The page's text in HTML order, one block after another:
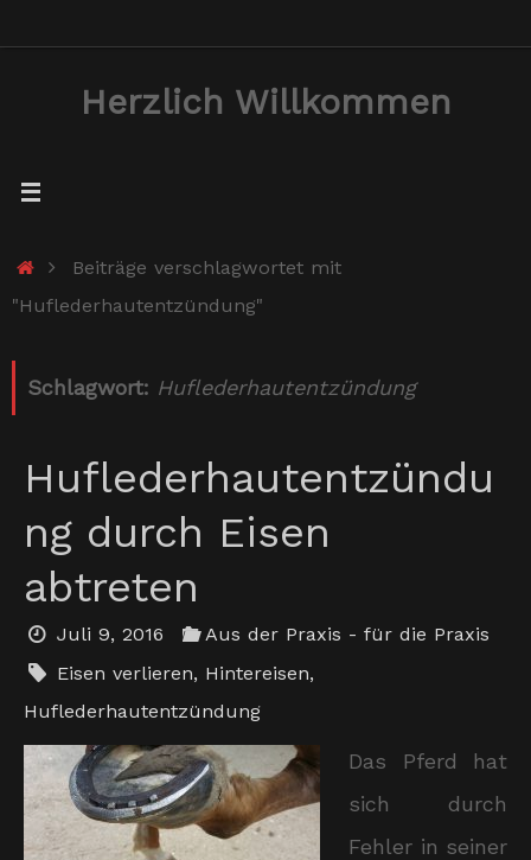
Herzlich Willkommen
StartBeiträge verschlagwortet mit
"Huflederhautentzündung"
Schlagwort: Huflederhautentzündung
Huflederhautentzündu
ng durch Eisen
abtreten
Juli 9, 2016
Aus der Praxis - für die Praxis
Eisen verlieren, Hintereisen,
Huflederhautentzündung
Das Pferd hat
sich durch
Fehler in seiner